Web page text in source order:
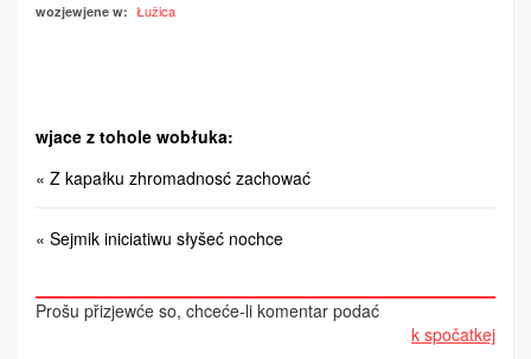
wozjewjene w: Łužica
wjace z tohole wobłuka:
« Z kapałku zhromadnosć zachować
« Sejmik iniciatiwu słyšeć nochce
Prošu přizjewće so, chceće-li komentar podać
k spočatkej